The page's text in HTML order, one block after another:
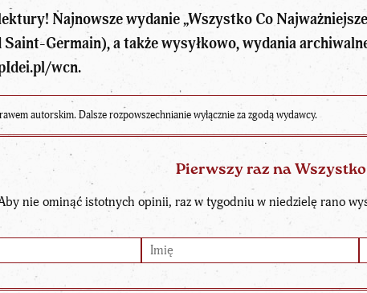
Najnowsze wydanie „Wszystko Co
Germain), a także wysyłkowo, wydania
wcn.
autorskim. Dalsze rozpowszechnianie wyłącznie za zgodą wydawcy.
Pierwszy raz na
nie ominąć istotnych opinii, raz w tygodniu w niedzielę rano